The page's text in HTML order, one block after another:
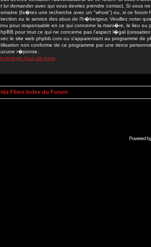
lui demander avec qui vous devriez prendre contact. Si vous
(fa�tes une recherche avec un "whois") ou, si ce
ou le service des abus de l'h�bergeur. Veuillez noter
pour responsable en ce qui concerne la mani�re, le lieu
pour tout ce qui ne concerne pas l'aspect l�gal
le site web phpbb.com ou s'apparentant au programme de
non conforme de ce programme par une tierce
r�ponse.
en haut de page
Films Index du Forum
Powered